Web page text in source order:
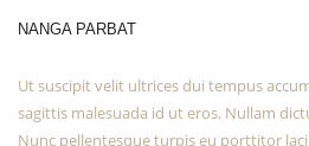
NANGA PARBAT
Ut suscipit velit ultrices dui tempus
sagittis malesuada id ut eros. Nullam
Nunc pellentesque turpis eu porttitor